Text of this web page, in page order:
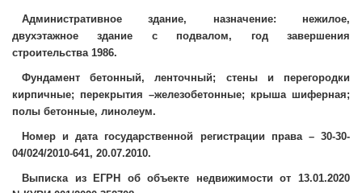
Административное здание, назначение: нежилое,
двухэтажное здание с подвалом, год завершения
строительства 1986.
Фундамент бетонный, ленточный; стены и перегородки
кирпичные; перекрытия –железобетонные; крыша шиферная;
полы бетонные, линолеум.
Номер и дата государственной регистрации права – 30-30-
04/024/2010-641, 20.07.2010.
Выписка из ЕГРН об объекте недвижимости от 13.01.2020